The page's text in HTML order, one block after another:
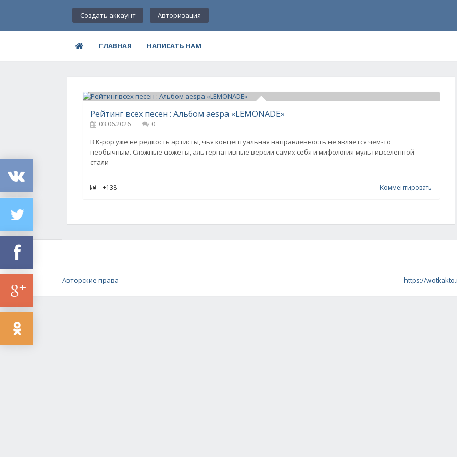
Создать аккаунт Авторизация
ГЛАВНАЯ НАПИСАТЬ НАМ
Рейтинг всех песен : Альбом aespa «LEMONADE»
03.06.2026
0
В K-pop уже не редкость артисты, чья концептуальная направленность не является чем-то
необычным. Сложные сюжеты, альтернативные версии самих себя и мифология мультивселенной
стали
+138 Комментировать
Авторские права https://